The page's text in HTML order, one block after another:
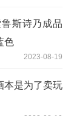
斯诗乃成品
色
2023-08-19
本是为了卖玩